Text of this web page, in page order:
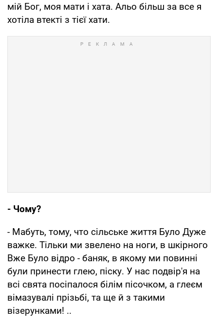
мiй Бог, моя мати i хата. Альо бiльш за все я
хотiла втекті з тiєї хати.
- Чому?
- Мабуть, тому, что сiльське життя Було Дуже
важке. Тiльки ми звелено на ноги, в шкірного
Вже Було відро - баняк, в якому ми повиннi
були принести глею, пiску. У нас подвiр'я на
всi свята посіпалося бiлім пiсочком, а глеєм
вімазувалі прізьбі, та ще й з такими
візерунками! ..